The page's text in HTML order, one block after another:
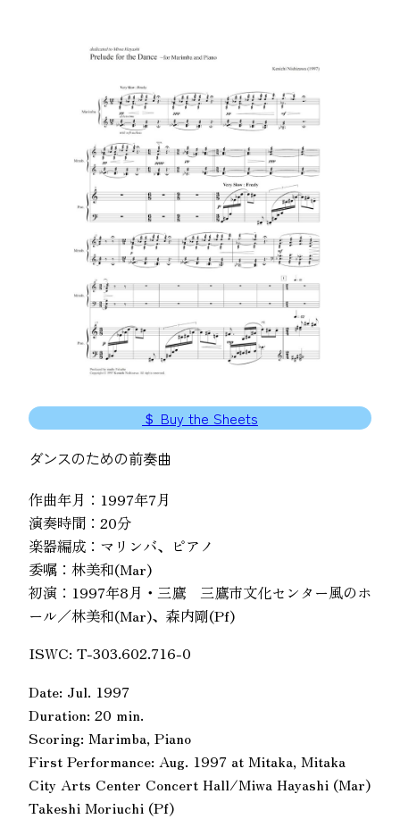
＄ Buy the Sheets
ダンスのための前奏曲
作曲年月：1997年7月
演奏時間：20分
楽器編成：マリンバ、ピアノ
委嘱：林美和(Mar)
初演：1997年8月・三鷹 三鷹市文化センター風のホ
ール／林美和(Mar)、森内剛(Pf)
ISWC: T-303.602.716-0
Date: Jul. 1997
Duration: 20 min.
Scoring: Marimba, Piano
First Performance: Aug. 1997 at Mitaka, Mitaka
City Arts Center Concert Hall/Miwa Hayashi (Mar)
Takeshi Moriuchi (Pf)